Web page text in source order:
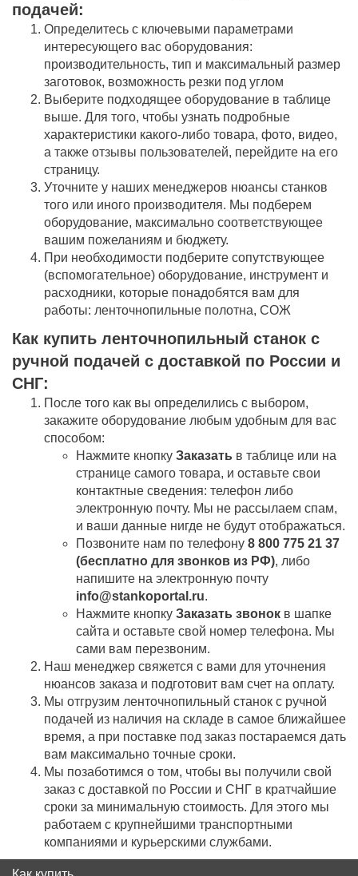
подачей:
Определитесь с ключевыми параметрами
интересующего вас оборудования:
производительность, тип и максимальный размер
заготовок, возможность резки под углом
Выберите подходящее оборудование в таблице
выше. Для того, чтобы узнать подробные
характеристики какого-либо товара, фото, видео,
а также отзывы пользователей, перейдите на его
страницу.
Уточните у наших менеджеров нюансы станков
того или иного производителя. Мы подберем
оборудование, максимально соответствующее
вашим пожеланиям и бюджету.
При необходимости подберите сопутствующее
(вспомогательное) оборудование, инструмент и
расходники, которые понадобятся вам для
работы: ленточнопильные полотна, СОЖ
Как купить ленточнопильный станок с
ручной подачей c доставкой по России и
СНГ:
После того как вы определились с выбором,
закажите оборудование любым удобным для вас
способом:
Нажмите кнопку Заказать в таблице или на
странице самого товара, и оставьте свои
контактные сведения: телефон либо
электронную почту. Мы не рассылаем спам,
и ваши данные нигде не будут отображаться.
Позвоните нам по телефону 8 800 775 21 37
(бесплатно для звонков из РФ), либо
напишите на электронную почту
info@stankoportal.ru.
Нажмите кнопку Заказать звонок в шапке
сайта и оставьте свой номер телефона. Мы
сами вам перезвоним.
Наш менеджер свяжется с вами для уточнения
нюансов заказа и подготовит вам счет на оплату.
Мы отгрузим ленточнопильный станок с ручной
подачей из наличия на складе в самое ближайшее
время, а при поставке под заказ постараемся дать
вам максимально точные сроки.
Мы позаботимся о том, чтобы вы получили свой
заказ c доставкой по России и СНГ в кратчайшие
сроки за минимальную стоимость. Для этого мы
работаем с крупнейшими транспортными
компаниями и курьерскими службами.